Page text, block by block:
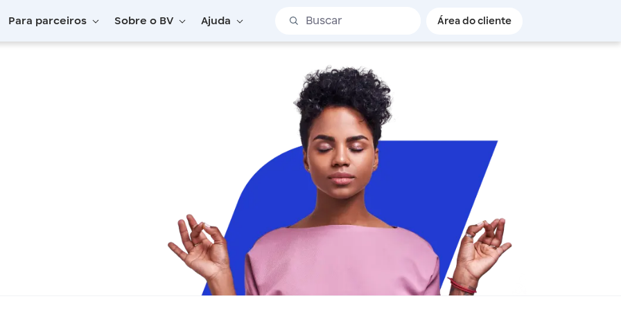
Para parceiros Sobre o BV Ajuda
Barra de busca
Área do cliente